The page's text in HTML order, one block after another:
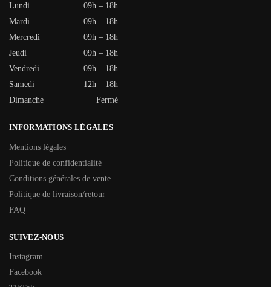
Lundi
09h – 18h
Mardi
09h – 18h
Mercredi
09h – 18h
Jeudi
09h – 18h
Vendredi
09h – 18h
Samedi
12h – 18h
Dimanche
Fermé
INFORMATIONS LÉGALES
Mentions légales
Politique de confidentialité
Conditions générales de vente
Politique de livraison/retour
FAQ
SUIVEZ-NOUS
Instagram
Facebook